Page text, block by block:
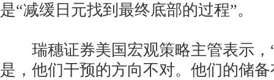
是“减缓日元找到最终底部的过程”。
瑞穗证券美国宏观策略主管表示，
是，他们干预的方向不对。他们的储